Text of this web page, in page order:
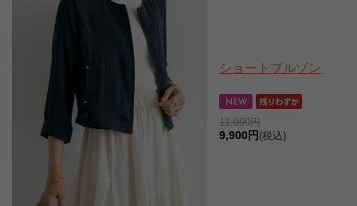
ショートブルゾン
11,990円
9,900円 (税込)